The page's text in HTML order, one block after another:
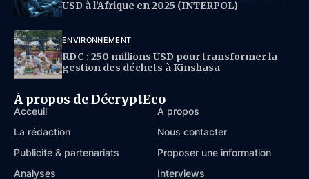
USD à l’Afrique en 2025 (INTERPOL)
ENVIRONNEMENT
RDC : 250 millions USD pour transformer la
gestion des déchets à Kinshasa
À propos de DécryptEco
Acceuil
À propos
La rédaction
Nous contacter
Publicité & partenariats
Proposer une information
Analyses
Interviews